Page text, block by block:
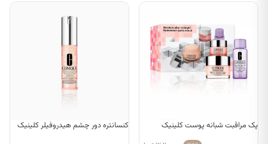
پک مراقبت شبانه پوست کلینیک کنسانتره دور چشم هیدروفیلر کلینیک